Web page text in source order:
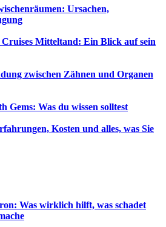
Ursachen,
Cruises Mitteltand: Ein Blick auf sein
zwischen Zähnen und Organen
Gems: Was du wissen solltest
Kosten und alles, was Sie
Was wirklich hilft, was schadet